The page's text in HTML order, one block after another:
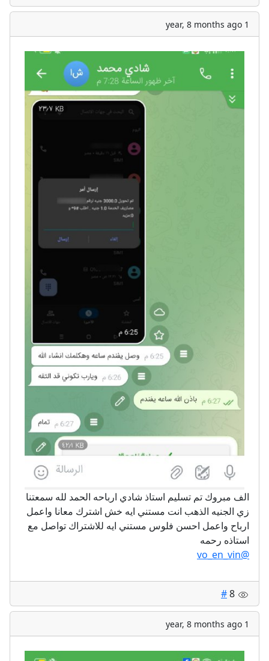
1 year, 8 months ago
الف مبروك تم تسليم استاذ شادي ارباحه الحمد لله سمعتنا
زي الجنيه الذهب انت مستني ايه خش اشترك معانا واعمل
ارباح واعمل احسن فلوس مستني ايه للاشتراك تواصل مع
استاذه رحمه
@vo_en_vin
#
1 year, 8 months ago